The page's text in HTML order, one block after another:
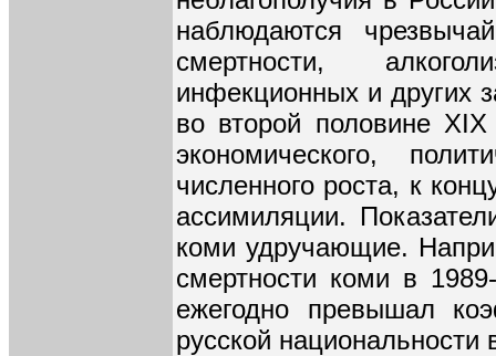
наблюдаются
смертности,
инфекционных и других
во второй половине
экономического,
численного роста, к
ассимиляции.
коми удручающие.
смертности коми в
ежегодно превышал
русской национальности